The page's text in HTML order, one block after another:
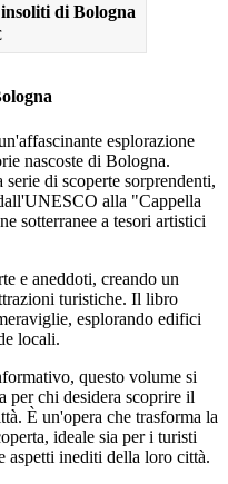
di Bologna
esplorazione
nascoste di Bologna.
di scoperte sorprendenti,
alla "Cappella
sotterranee a tesori artistici
e aneddoti, creando un
turistiche. Il libro
esplorando edifici
locali.
questo volume si
per chi desidera scoprire il
È un'opera che trasforma la
ideale sia per i turisti
aspetti inediti della loro città.